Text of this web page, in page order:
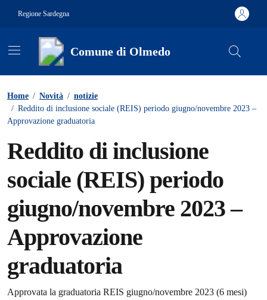
Regione Sardegna
Comune di Olmedo
Home / Novità / notizie
/ Reddito di inclusione sociale (REIS) periodo giugno/novembre 2023 –
Approvazione graduatoria
Reddito di inclusione
sociale (REIS) periodo
giugno/novembre 2023 –
Approvazione
graduatoria
Approvata la graduatoria REIS giugno/novembre 2023 (6 mesi)